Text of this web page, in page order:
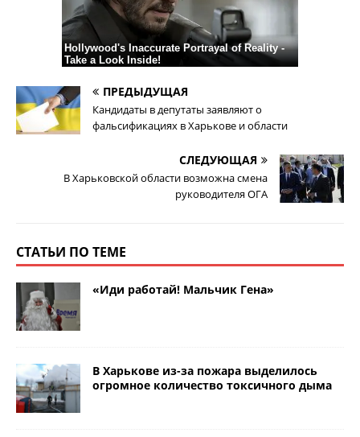
ПРЕДЫДУЩАЯ
Кандидаты в депутаты заявляют о
фальсификациях в Харькове и области
СЛЕДУЮЩАЯ
В Харьковской области возможна смена
руководителя ОГА
СТАТЬИ ПО ТЕМЕ
«Иди работай! Мальчик Гена»
В Харькове из-за пожара выделилось
огромное количество токсичного дыма